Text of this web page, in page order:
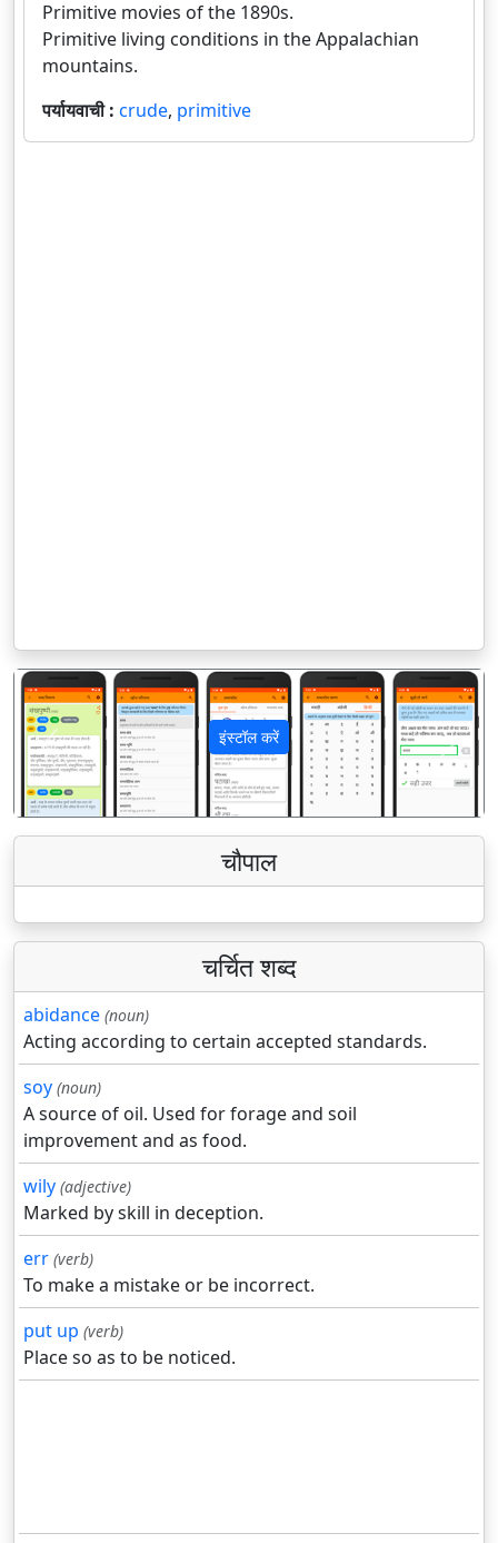
Primitive movies of the 1890s.
Primitive living conditions in the Appalachian
mountains.
पर्यायवाची : crude, primitive
इंस्टॉल करें
पिछला अगला
चौपाल
चर्चित शब्द
abidance (noun)
Acting according to certain accepted standards.
soy (noun)
A source of oil. Used for forage and soil
improvement and as food.
wily (adjective)
Marked by skill in deception.
err (verb)
To make a mistake or be incorrect.
put up (verb)
Place so as to be noticed.